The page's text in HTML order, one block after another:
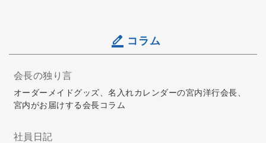
コラム
会長の独り言
オーダーメイドグッズ、名入れカレンダーの宮内洋行会長、
宮内がお届けする会長コラム
社員日記